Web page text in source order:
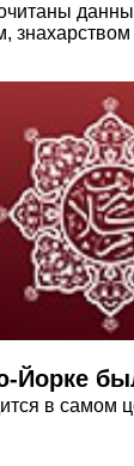
знахарством
Йорке
в самом